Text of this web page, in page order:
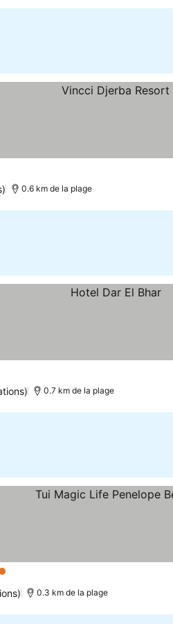
0.6 km de la plage
0.7 km de la plage
0.3 km de la plage